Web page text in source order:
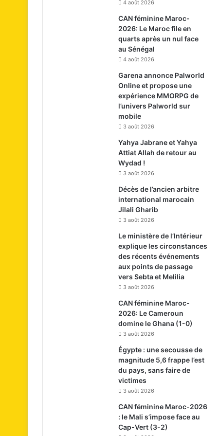
4 août 2026
CAN féminine Maroc-
2026: Le Maroc file en
quarts après un nul face
au Sénégal
4 août 2026
Garena annonce Palworld
Online et propose une
expérience MMORPG de
l’univers Palworld sur
mobile
3 août 2026
Yahya Jabrane et Yahya
Attiat Allah de retour au
Wydad !
3 août 2026
Décès de l’ancien arbitre
international marocain
Jilali Gharib
3 août 2026
Le ministère de l’Intérieur
explique les circonstances
des récents événements
aux points de passage
vers Sebta et Melilia
3 août 2026
CAN féminine Maroc-
2026: Le Cameroun
domine le Ghana (1-0)
3 août 2026
Égypte : une secousse de
magnitude 5,6 frappe l’est
du pays, sans faire de
victimes
3 août 2026
CAN féminine Maroc-2026
: le Mali s’impose face au
Cap-Vert (3-2)